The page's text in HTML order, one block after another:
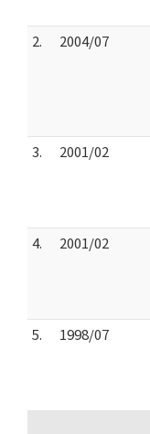
2.
2004/07
3.
2001/02
4.
2001/02
5.
1998/07